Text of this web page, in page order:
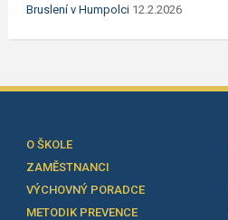
Bruslení v Humpolci 12.2.2026
O ŠKOLE
ZAMĚSTNANCI
VÝCHOVNÝ PORADCE
METODIK PREVENCE